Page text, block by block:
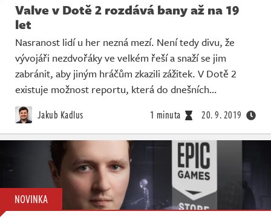
Valve v Dotě 2 rozdává bany až na 19
let
Nasranost lidí u her nezná mezí. Není tedy divu, že
vývojáři nezdvořáky ve velkém řeší a snaží se jim
zabránit, aby jiným hráčům zkazili zážitek. V Dotě 2
existuje možnost reportu, která do dnešních…
Jakub Kadlus 1 minuta 20. 9. 2019
NOVINKA